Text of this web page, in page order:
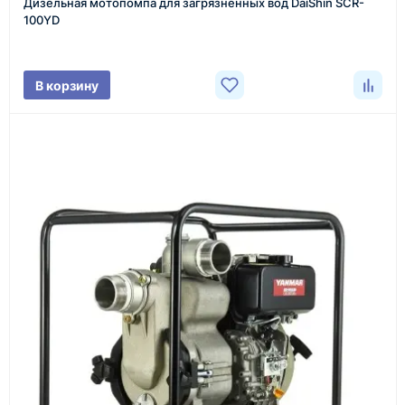
Менеджер связывается с вами, уточняет
стоимость товара и ориентировочную стоимость
доставки.
Счёт и оплата
Согласовываем условия, готовим счёт, договор
или спецификацию и принимаем оплату по
100YD
В корзину